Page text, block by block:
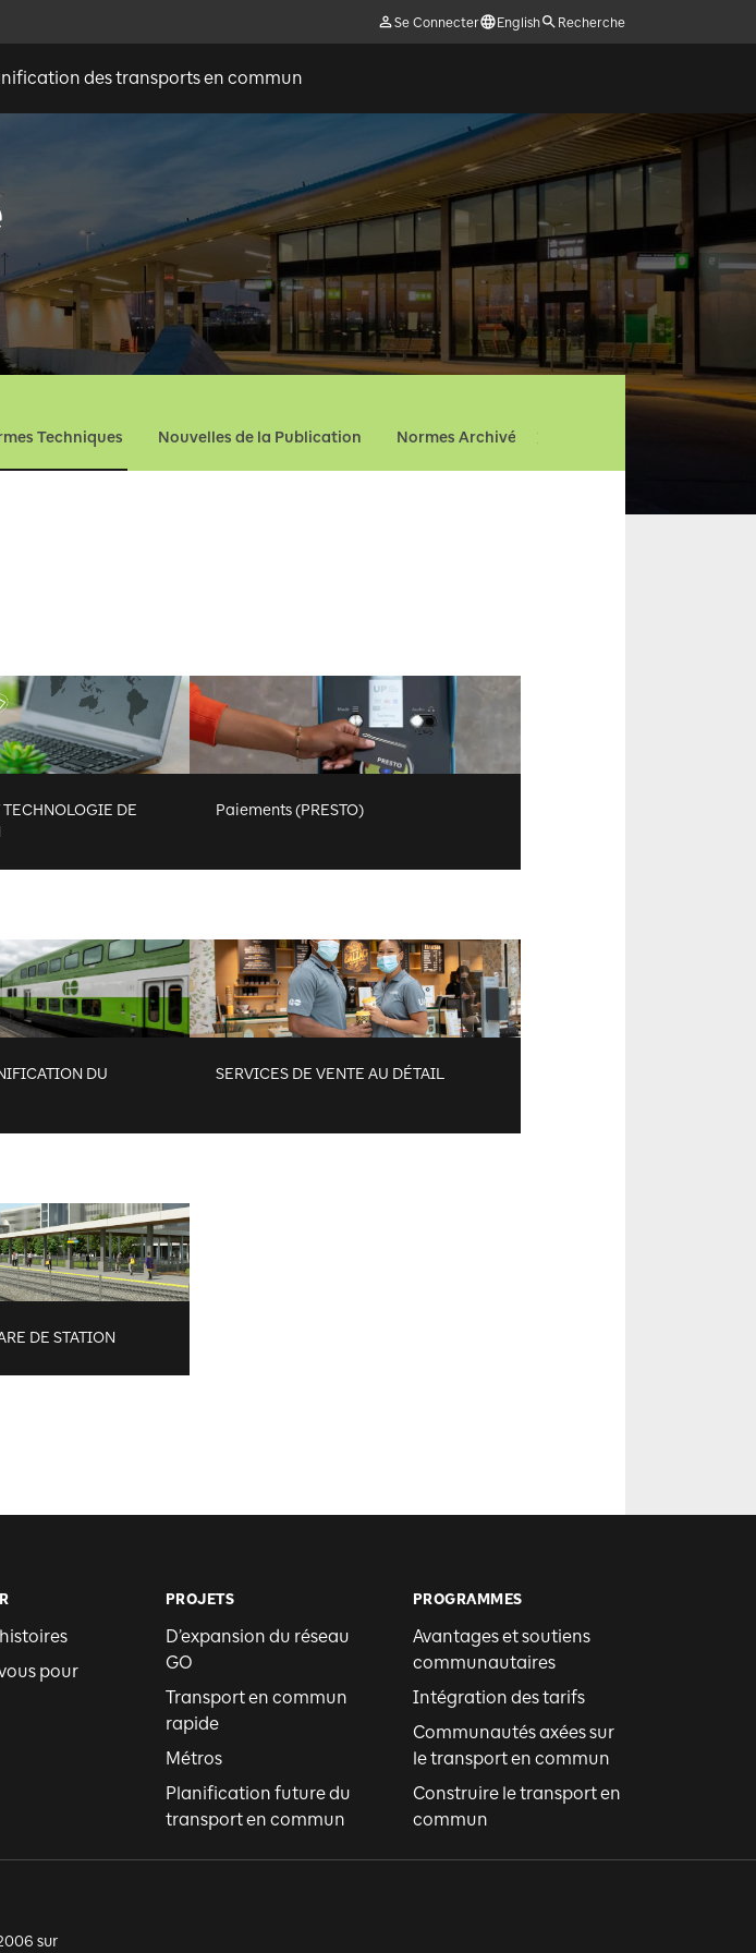
Se Connecter English Recherche
des transports en commun
Techniques Nouvelles de la Publication Normes Archivées
DE
Paiements (PRESTO)
DU
SERVICES DE VENTE AU DÉTAIL
DE STATION
pour
PROJETS
D’expansion du réseau
GO
Transport en commun
rapide
Métros
Planification future du
transport en commun
PROGRAMMES
Avantages et soutiens
communautaires
Intégration des tarifs
Communautés axées sur
le transport en commun
Construire le transport en
commun
sur